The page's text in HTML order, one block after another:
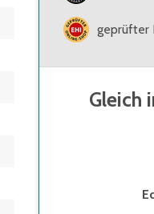
geprüfter
Gleich